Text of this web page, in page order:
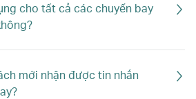
cho tất cả các chuyến bay
mới nhận được tin nhắn